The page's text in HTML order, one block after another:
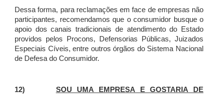
Dessa forma, para reclamações em face de empresas não
participantes, recomendamos que o consumidor busque o
apoio dos canais tradicionais de atendimento do Estado
providos pelos Procons, Defensorias Públicas, Juizados
Especiais Cíveis, entre outros órgãos do Sistema Nacional
de Defesa do Consumidor.
12) SOU UMA EMPRESA E GOSTARIA DE